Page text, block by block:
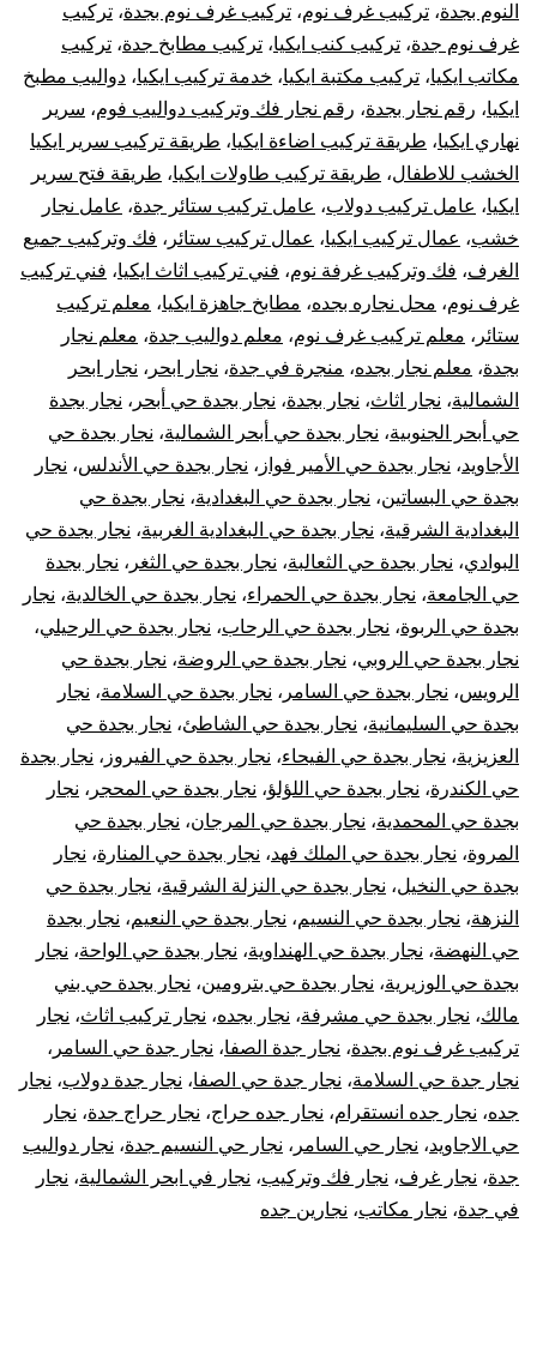
قطع
أثاث
أيكيا
صيانة
وإصلاح
الأبواب
النوم بجدة، تركيب غرف نوم، تركيب غرف نوم بجدة، تركيب
غرف نوم جدة، تركيب كنب ايكيا، تركيب مطابخ جدة، تركيب
مكاتب ايكيا، تركيب مكتبة ايكيا، خدمة تركيب ايكيا، دواليب مطبخ
ايكيا، رقم نجار بجدة، رقم نجار فك وتركيب دواليب فوم، سرير
نهاري ايكيا، طريقة تركيب اضاءة ايكيا، طريقة تركيب سرير ايكيا
الخشب للاطفال، طريقة تركيب طاولات ايكيا، طريقة فتح سرير
ايكيا، عامل تركيب دولاب، عامل تركيب ستائر جدة، عامل نجار
خشب، عمال تركيب ايكيا، عمال تركيب ستائر ، فك وتركيب جميع
الغرف، فك وتركيب غرفة نوم، فني تركيب اثاث ايكيا، فني تركيب
غرف نوم، محل نجاره بجده، مطابخ جاهزة ايكيا، معلم تركيب
ستائر ، معلم تركيب غرف نوم، معلم دواليب جدة، معلم نجار
بجدة، معلم نجار بجده، منجرة في جدة، نجار ابحر ، نجار ابحر
الشمالية، نجار اثاث، نجار بجدة، نجار بجدة حي أبحر ، نجار بجدة
حي أبحر الجنوبية، نجار بجدة حي أبحر الشمالية، نجار بجدة حي
الأجاويد، نجار بجدة حي الأمير فواز ، نجار بجدة حي الأندلس، نجار
بجدة حي البساتين، نجار بجدة حي البغدادية، نجار بجدة حي
البغدادية الشرقية، نجار بجدة حي البغدادية الغربية، نجار بجدة حي
البوادي، نجار بجدة حي الثعالبة، نجار بجدة حي الثغر ، نجار بجدة
حي الجامعة، نجار بجدة حي الحمراء، نجار بجدة حي الخالدية، نجار
بجدة حي الربوة، نجار بجدة حي الرحاب، نجار بجدة حي الرحيلي،
نجار بجدة حي الروبي، نجار بجدة حي الروضة، نجار بجدة حي
الرويس، نجار بجدة حي السامر ، نجار بجدة حي السلامة، نجار
بجدة حي السليمانية، نجار بجدة حي الشاطئ، نجار بجدة حي
العزيزية، نجار بجدة حي الفيحاء، نجار بجدة حي الفيروز ، نجار بجدة
حي الكندرة، نجار بجدة حي اللؤلؤ، نجار بجدة حي المحجر ، نجار
بجدة حي المحمدية، نجار بجدة حي المرجان، نجار بجدة حي
المروة، نجار بجدة حي الملك فهد، نجار بجدة حي المنارة، نجار
بجدة حي النخيل، نجار بجدة حي النزلة الشرقية، نجار بجدة حي
النزهة، نجار بجدة حي النسيم، نجار بجدة حي النعيم، نجار بجدة
حي النهضة، نجار بجدة حي الهنداوية، نجار بجدة حي الواحة، نجار
بجدة حي الوزيرية، نجار بجدة حي بترومين، نجار بجدة حي بني
مالك، نجار بجدة حي مشرفة، نجار بجده، نجار تركيب اثاث، نجار
تركيب غرف نوم بجدة، نجار جدة الصفا، نجار جدة حي السامر ،
نجار جدة حي السلامة، نجار جدة حي الصفا، نجار جدة دولاب، نجار
جده، نجار جده انستقرام، نجار جده حراج، نجار حراج جدة، نجار
حي الاجاويد، نجار حي السامر ، نجار حي النسيم جدة، نجار دواليب
جدة، نجار غرف، نجار فك وتركيب، نجار في ابحر الشمالية، نجار
في جدة، نجار مكاتب، نجارين جده